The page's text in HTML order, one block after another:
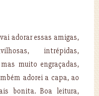
adorar essas amigas,
intrépidas,
muito engraçadas,
adorei a capa, ao
bonita. Boa leitura,